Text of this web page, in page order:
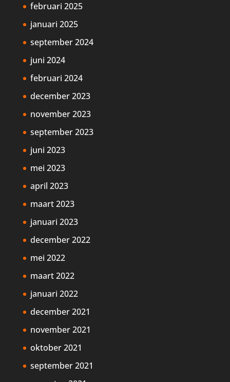
februari 2025
januari 2025
september 2024
juni 2024
februari 2024
december 2023
november 2023
september 2023
juni 2023
mei 2023
april 2023
maart 2023
januari 2023
december 2022
mei 2022
maart 2022
januari 2022
december 2021
november 2021
oktober 2021
september 2021